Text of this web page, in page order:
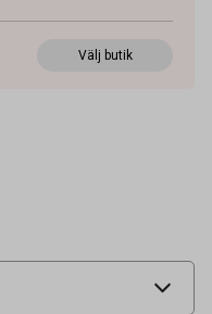
Välj butik
47121701